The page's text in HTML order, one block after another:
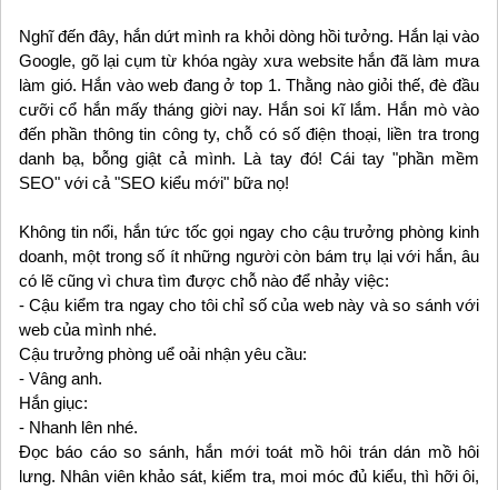
Nghĩ đến đây, hắn dứt mình ra khỏi dòng hồi tưởng. Hắn lại vào
Google, gõ lại cụm từ khóa ngày xưa website hắn đã làm mưa
làm gió. Hắn vào web đang ở top 1. Thằng nào giỏi thế, đè đầu
cưỡi cổ hắn mấy tháng giời nay. Hắn soi kĩ lắm. Hắn mò vào
đến phần thông tin công ty, chỗ có số điện thoại, liền tra trong
danh bạ, bỗng giật cả mình. Là tay đó! Cái tay "phần mềm
SEO" với cả "SEO kiểu mới" bữa nọ!
Không tin nổi, hắn tức tốc gọi ngay cho cậu trưởng phòng kinh
doanh, một trong số ít những người còn bám trụ lại với hắn, âu
có lẽ cũng vì chưa tìm được chỗ nào để nhảy việc:
- Cậu kiểm tra ngay cho tôi chỉ số của web này và so sánh với
web của mình nhé.
Cậu trưởng phòng uể oải nhận yêu cầu:
- Vâng anh.
Hắn giục:
- Nhanh lên nhé.
Đọc báo cáo so sánh, hắn mới toát mồ hôi trán dán mồ hôi
lưng. Nhân viên khảo sát, kiểm tra, moi móc đủ kiểu, thì hỡi ôi,